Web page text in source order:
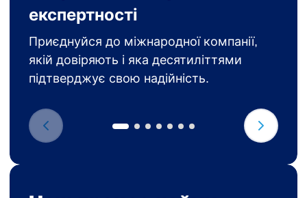
експертності
Приєднуйся до міжнародної компанії,
якій довіряють і яка десятиліттями
підтверджує свою надійність.